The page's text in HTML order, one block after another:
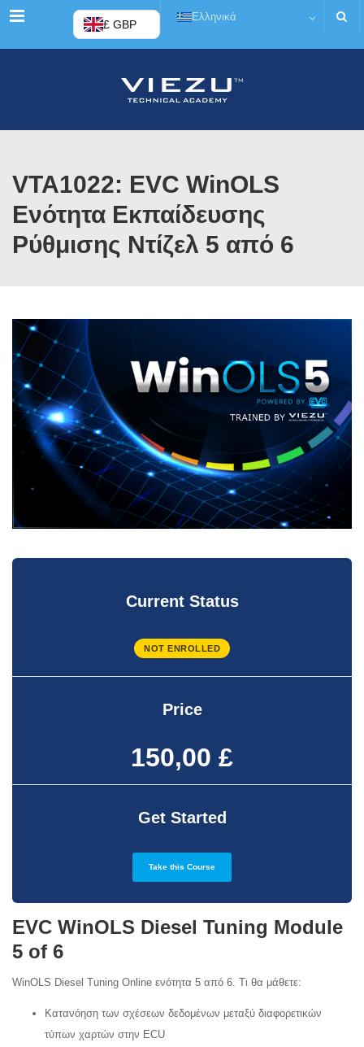
Μενού £ GBP
Ελληνικά
VTA1022: EVC WinOLS
Ενότητα Εκπαίδευσης
Ρύθμισης Ντίζελ 5 από 6
Current Status
NOT ENROLLED
Price
150,00 £
Get Started
Take this Course
EVC WinOLS Diesel Tuning Module
5 of 6
WinOLS Diesel Tuning Online ενότητα 5 από 6. Τι θα μάθετε:
Κατανόηση των σχέσεων δεδομένων μεταξύ διαφορετικών
τύπων χαρτών στην ECU